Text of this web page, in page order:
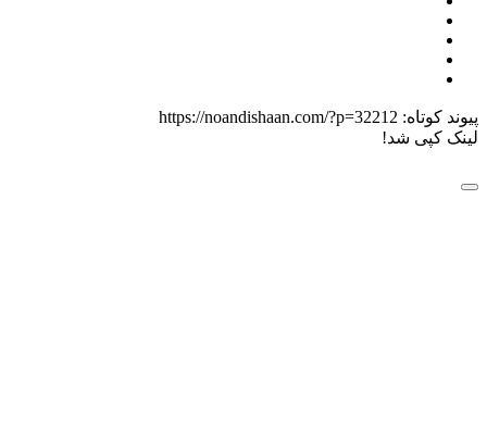
https://noandishaan.com/?p=32212
شد!